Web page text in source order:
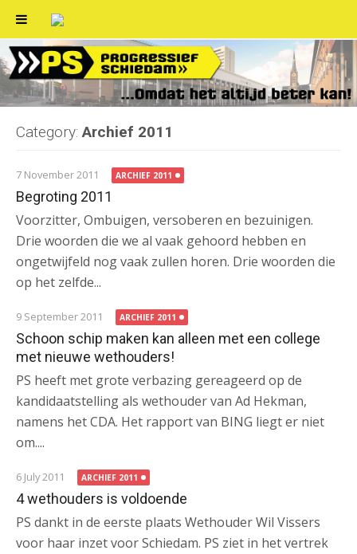
Skip
to
content
Category:Archief 2011
7 November 2011 ARCHIEF 2011
Begroting 2011
Voorzitter, Ombuigen, versoberen en bezuinigen.
Drie woorden die we al vaak gehoord hebben en
ongetwijfeld nog vaak zullen horen. Drie woorden die
op het zelfde...
9 September 2011 ARCHIEF 2011
Schoon schip maken kan alleen met een college
met nieuwe wethouders!
PS heeft met grote verbazing gereageerd op de
kandidaatstelling als wethouder van Ad Hekman,
namens het CDA. Het rapport van BING liegt er niet
om....
6 July 2011 ARCHIEF 2011
4 wethouders is voldoende
PS dankt in de eerste plaats Wethouder Wil Vissers
voor haar inzet voor Schiedam. PS ziet in het vertrek